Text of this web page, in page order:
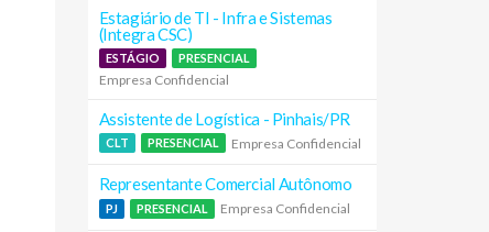
Estagiário de TI - Infra e Sistemas
(Integra CSC)
ESTÁGIO PRESENCIAL
Empresa Confidencial
Assistente de Logística - Pinhais/PR
CLT PRESENCIAL Empresa Confidencial
Representante Comercial Autônomo
PJ PRESENCIAL Empresa Confidencial